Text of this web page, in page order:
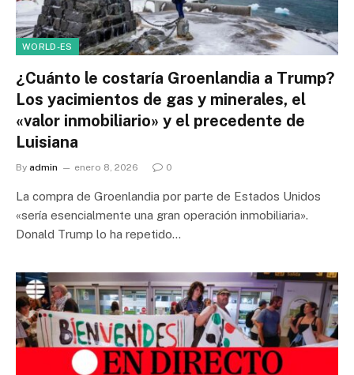
WORLD-ES
¿Cuánto le costaría Groenlandia a Trump?
Los yacimientos de gas y minerales, el
«valor inmobiliario» y el precedente de
Luisiana
By admin enero 8, 2026 0
La compra de Groenlandia por parte de Estados Unidos
«sería esencialmente una gran operación inmobiliaria».
Donald Trump lo ha repetido…